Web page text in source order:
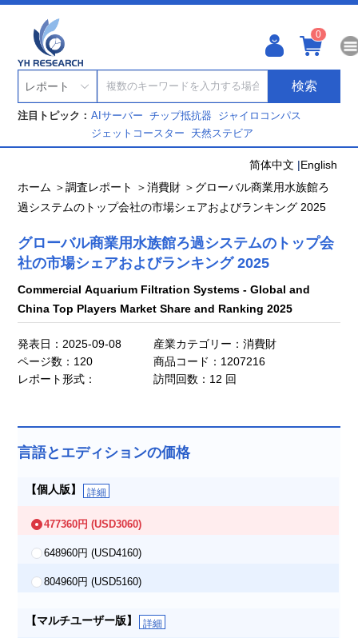
0
レポート 検索
注目トピック： AIサーバーチップ抵抗器 ジャイロコンパス
ジェットコースター 天然ステビア
简体中文 |English
ホーム ＞調査レポート ＞消費財 ＞ グローバル商業用水族館ろ
過システムのトップ会社の市場シェアおよびランキング 2025
グローバル商業用水族館ろ過システムのトップ会
社の市場シェアおよびランキング 2025
Commercial Aquarium Filtration Systems - Global and
China Top Players Market Share and Ranking 2025
発表日：2025-09-08
産業カテゴリー：消費財
ページ数：120
商品コード：1207216
レポート形式：
訪問回数：12 回
言語とエディションの価格
【個人版】 詳細
477360円(USD3060)
648960円(USD4160)
804960円(USD5160)
【マルチユーザー版】 詳細